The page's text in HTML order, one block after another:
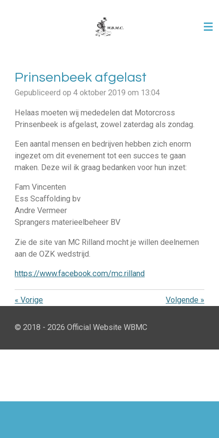
Prinsenbeek afgelast
Gepubliceerd op 4 oktober 2019 om 13:04
Helaas moeten wij mededelen dat Motorcross
Prinsenbeek is afgelast, zowel zaterdag als zondag.
Een aantal mensen en bedrijven hebben zich enorm
ingezet om dit evenement tot een succes te gaan
maken. Deze wil ik graag bedanken voor hun inzet:
Fam Vincenten
Ess Scaffolding bv
Andre Vermeer
Sprangers materieelbeheer BV
Zie de site van MC Rilland mocht je willen deelnemen
aan de OZK wedstrijd.
https://www.facebook.com/mc.rilland
« Vorige Volgende »
© 2018 - 2026 Official Website WBMC